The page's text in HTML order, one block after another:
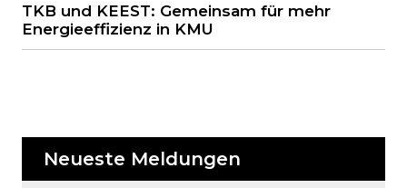
TKB und KEEST: Gemeinsam für mehr
Energieeffizienz in KMU
Neueste Meldungen